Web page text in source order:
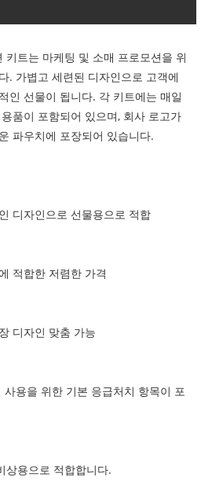
키트는 마케팅 및 소매 프로모션을 위
. 가볍고 세련된 디자인으로 고객에
인 선물이 됩니다. 각 키트에는 매일
품이 포함되어 있으며, 회사 로고가
파우치에 포장되어 있습니다.
디자인으로 선물용으로 적합
적합한 저렴한 가격
디자인 맞춤 가능
용을 위한 기본 응급처치 항목이 포
상용으로 적합합니다.